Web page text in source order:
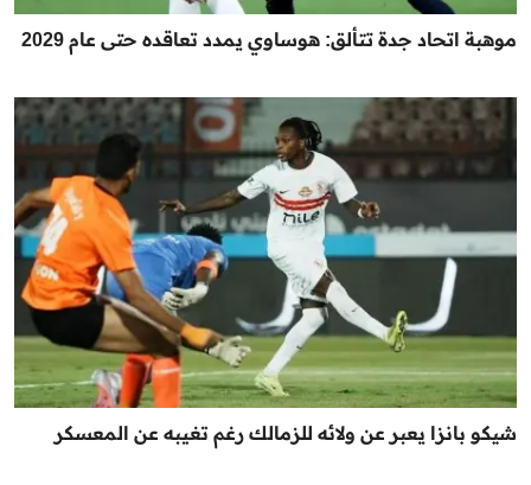
موهبة اتحاد جدة تتألق: هوساوي يمدد تعاقده حتى عام 2029
شيكو بانزا يعبر عن ولائه للزمالك رغم تغيبه عن المعسكر